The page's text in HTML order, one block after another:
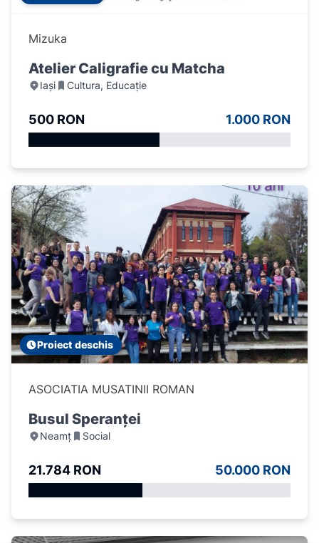
Mizuka
Atelier Caligrafie cu Matcha
Iași Cultura, Educație
500 RON 1.000 RON
Proiect deschis
ASOCIATIA MUSATINII ROMAN
Busul Speranței
Neamț Social
21.784 RON 50.000 RON